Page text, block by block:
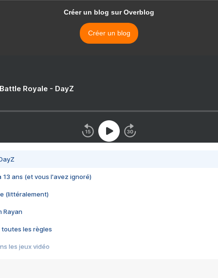
Créer un blog sur Overblog
Créer un blog
Royale - DayZ
13 ans (et vous l'avez ignoré)
(littéralement)
Rayan
toutes les règles
les jeux vidéo